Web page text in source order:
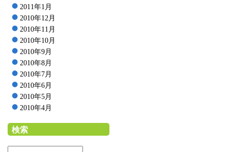
2011年1月
2010年12月
2010年11月
2010年10月
2010年9月
2010年8月
2010年7月
2010年6月
2010年5月
2010年4月
検索